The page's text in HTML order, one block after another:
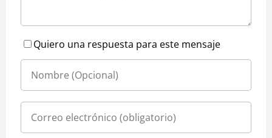
Quiero una respuesta para este mensaje